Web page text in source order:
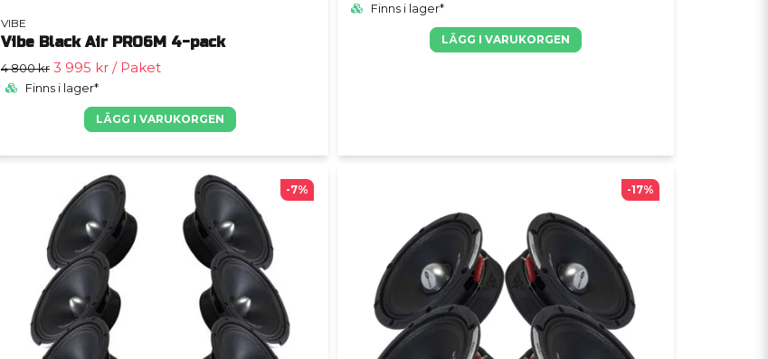
VIBE
Vibe Black Air PRO6M 4-pack
4 800 kr 3 995 kr / Paket
Finns i lager*
LÄGG I VARUKORGEN
Finns i lager*
LÄGG I VARUKORGEN
-7% -17%